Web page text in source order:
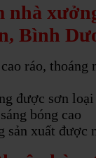
nhà
Bình
ráo, thoáng
được sơn
bóng cao
sản xuất được